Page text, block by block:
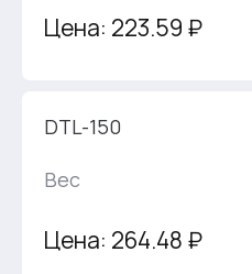
Цена: 223.59 ₽
DTL-150
Вес
Цена: 264.48 ₽